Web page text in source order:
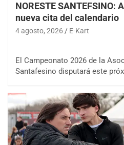
NORESTE SANTEFSINO:
nueva cita del calendario
4 agosto, 2026 E-Kart
El Campeonato 2026 de la
Santafesino disputará este